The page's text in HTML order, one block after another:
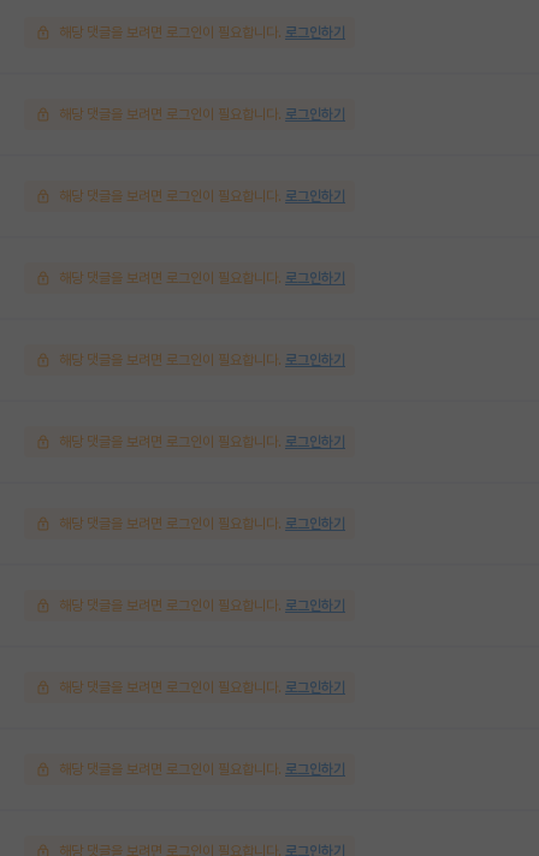
해당 댓글을 보려면 로그인이 필요합니다. 로그인하기
해당 댓글을 보려면 로그인이 필요합니다. 로그인하기
해당 댓글을 보려면 로그인이 필요합니다. 로그인하기
해당 댓글을 보려면 로그인이 필요합니다. 로그인하기
해당 댓글을 보려면 로그인이 필요합니다. 로그인하기
해당 댓글을 보려면 로그인이 필요합니다. 로그인하기
해당 댓글을 보려면 로그인이 필요합니다. 로그인하기
해당 댓글을 보려면 로그인이 필요합니다. 로그인하기
해당 댓글을 보려면 로그인이 필요합니다. 로그인하기
해당 댓글을 보려면 로그인이 필요합니다. 로그인하기
해당 댓글을 보려면 로그인이 필요합니다. 로그인하기